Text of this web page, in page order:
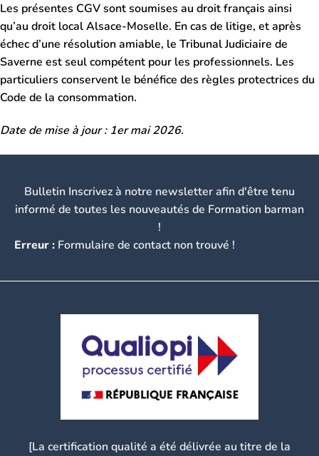
Les présentes CGV sont soumises au droit français ainsi
qu’au droit local Alsace-Moselle. En cas de litige, et après
échec d’une résolution amiable, le Tribunal Judiciaire de
Saverne est seul compétent pour les professionnels. Les
particuliers conservent le bénéfice des règles protectrices du
Code de la consommation.
Date de mise à jour : 1er mai 2026.
Bulletin Inscrivez à notre newsletter afin d'être tenu
informé de toutes les nouveautés de Formation barman
!
Erreur : Formulaire de contact non trouvé !
[La certification qualité a été délivrée au titre de la